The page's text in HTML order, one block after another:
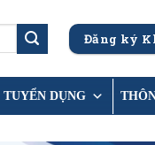
Đăng ký
TUYỂN DỤNG